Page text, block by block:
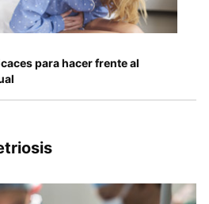
para hacer frente al